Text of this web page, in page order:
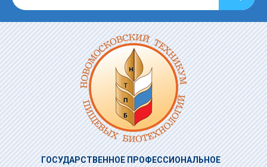
ГОСУДАРСТВЕННОЕ ПРОФЕССИОНАЛЬНОЕ